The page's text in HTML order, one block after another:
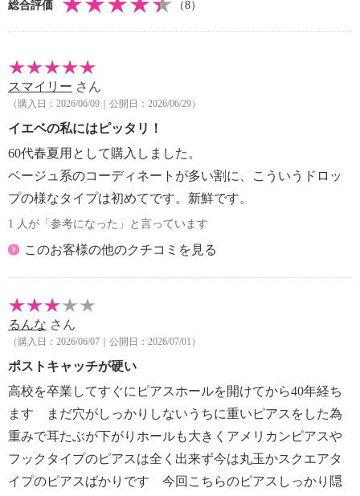
総合評価 （8）
スマイリー さん
（購入日：2026/06/09｜公開日：2026/06/29）
イエベの私にはピッタリ！
60代春夏用として購入しました。
ベージュ系のコーディネートが多い割に、こういうドロッ
プの様なタイプは初めてです。新鮮です。
1 人が「参考になった」と言っています
このお客様の他のクチコミを見る
るんな さん
（購入日：2026/06/07｜公開日：2026/07/01）
ポストキャッチが硬い
高校を卒業してすぐにピアスホールを開けてから40年経ち
ます まだ穴がしっかりしないうちに重いピアスをした為
重みで耳たぶが下がりホールも大きくアメリカンピアスや
フックタイプのピアスは全く出来ず今は丸玉かスクエアタ
イプのピアスばかりです 今回こちらのピアスしっかり隠